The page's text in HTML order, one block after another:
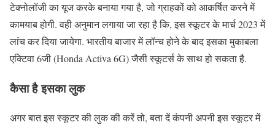
टेक्नोलॉजी का यूज करके बनाया गया है, जो ग्राहकों को आकर्षित करने में
कामयाब होगी. वही अनुमान लगाया जा रहा है कि, इस स्कूटर के मार्च 2023 में
लांच कर दिया जायेगा. भारतीय बाजार में लॉन्च होने के बाद इसका मुकाबला
एक्टिवा 6जी (Honda Activa 6G) जैसी स्कूटर्स के साथ हो सकता है.
कैसा है इसका लुक
अगर बात इस स्कूटर की लुक की करें तो, बता दें कंपनी अपनी इस स्कूटर में